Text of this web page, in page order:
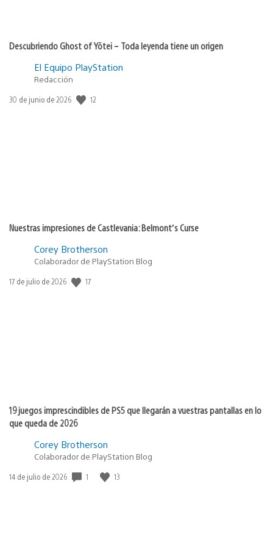
Descubriendo Ghost of Yōtei – Toda leyenda tiene un origen
El Equipo PlayStation
Redacción
Fecha
30 de junio de 2026 12
Nuestras impresiones de Castlevania: Belmont’s Curse
Corey Brotherson
Colaborador de PlayStation Blog
Fecha
17 de julio de 2026 17
19 juegos imprescindibles de PS5 que llegarán a vuestras pantallas en lo
que queda de 2026
Corey Brotherson
Colaborador de PlayStation Blog
Fecha
14 de julio de 2026 1 13